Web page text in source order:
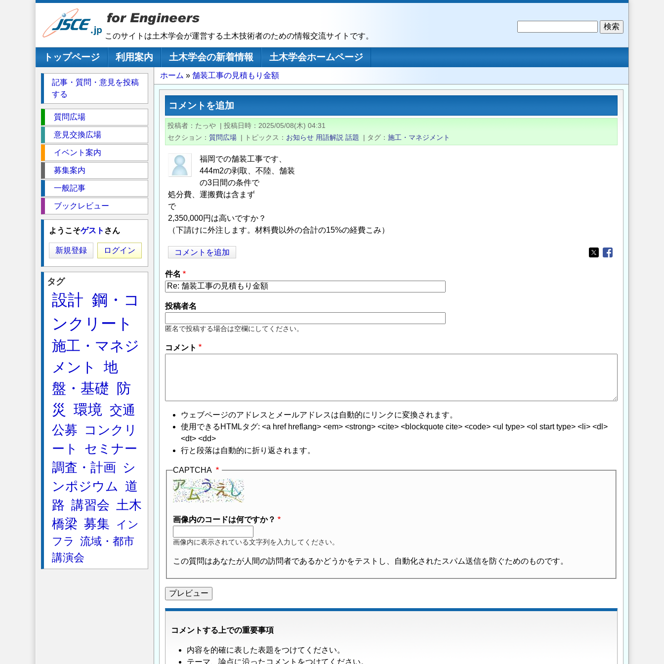
このサイトは土木学会が運営する土木技術者のための情報交流サイトです。
メインナビゲーション
トップページ 利用案内 土木学会の新着情報
土木学会ホームページ
パ
ン
ず
ホーム 舗装工事の見積もり金額
コメントを追加
投稿者 たっや | 投稿日時
2025/05/08(木) 04:31
セクション
質問広場 | トピックス お知らせ 用語解説 話題 | タグ 施工・マネジメント
福岡での舗装工事です、
444m2の剥取、不陸、舗装
の3日間の条件で
処分費、運搬費は含まず
で
2,350,000円は高いですか？
（下請けに外注します。材料費以外の合計の15%の経費こみ）
コメントを追加
Opens in a new
Opens in a new
件名
投稿者名
匿名で投稿する場合は空欄にしてください。
コメント
ウェブページのアドレスとメールアドレスは自動的にリンクに変換されます。
使用できるHTMLタグ: <a href hreflang> <em> <strong> <cite> <blockquote cite> <code> <ul type> <ol start type> <li> <dl>
<dt> <dd>
行と段落は自動的に折り返されます。
CAPTCHA
画像内のコードは何ですか？
画像内に表示されている文字列を入力してください。
この質問はあなたが人間の訪問者であるかどうかをテストし、自動化されたスパム送信を防ぐためのものです。
コメントする上での重要事項
内容を的確に表した表題をつけてください。
テーマ、論点に沿ったコメントをつけてください。
記事・質問・意見を投稿
する
ク
シ
質問広場
意見交換広場
イベント案内
募集案内
一般記事
ブックレビュー
ようこそゲスト さん
新規登録 ログイン
タグ
設計 鋼・コ
ンクリート
施工・マネジ
メント
地
盤・基礎
防
災
環境 交通
公募
コンクリ
ート
セミナー
調査・計画
シ
ンポジウム 道
路 講習会 土木
橋梁 募集
イン
フラ
流域・都市
講演会